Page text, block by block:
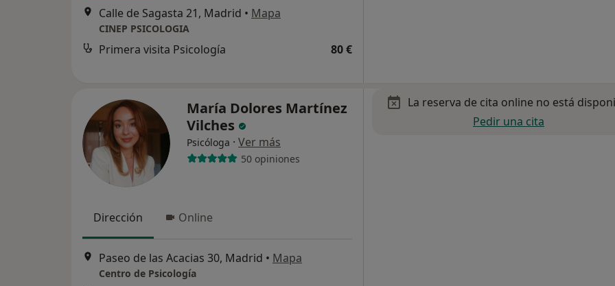
Calle de Sagasta 21, Madrid • Mapa
CINEP PSICOLOGIA
Primera visita Psicología 80 €
María Dolores Martínez
Vilches
Psicóloga · Ver más
50 opiniones
Dirección Online
Paseo de las Acacias 30, Madrid • Mapa
Centro de Psicología
La reserva de cita online no está
Pedir una cita